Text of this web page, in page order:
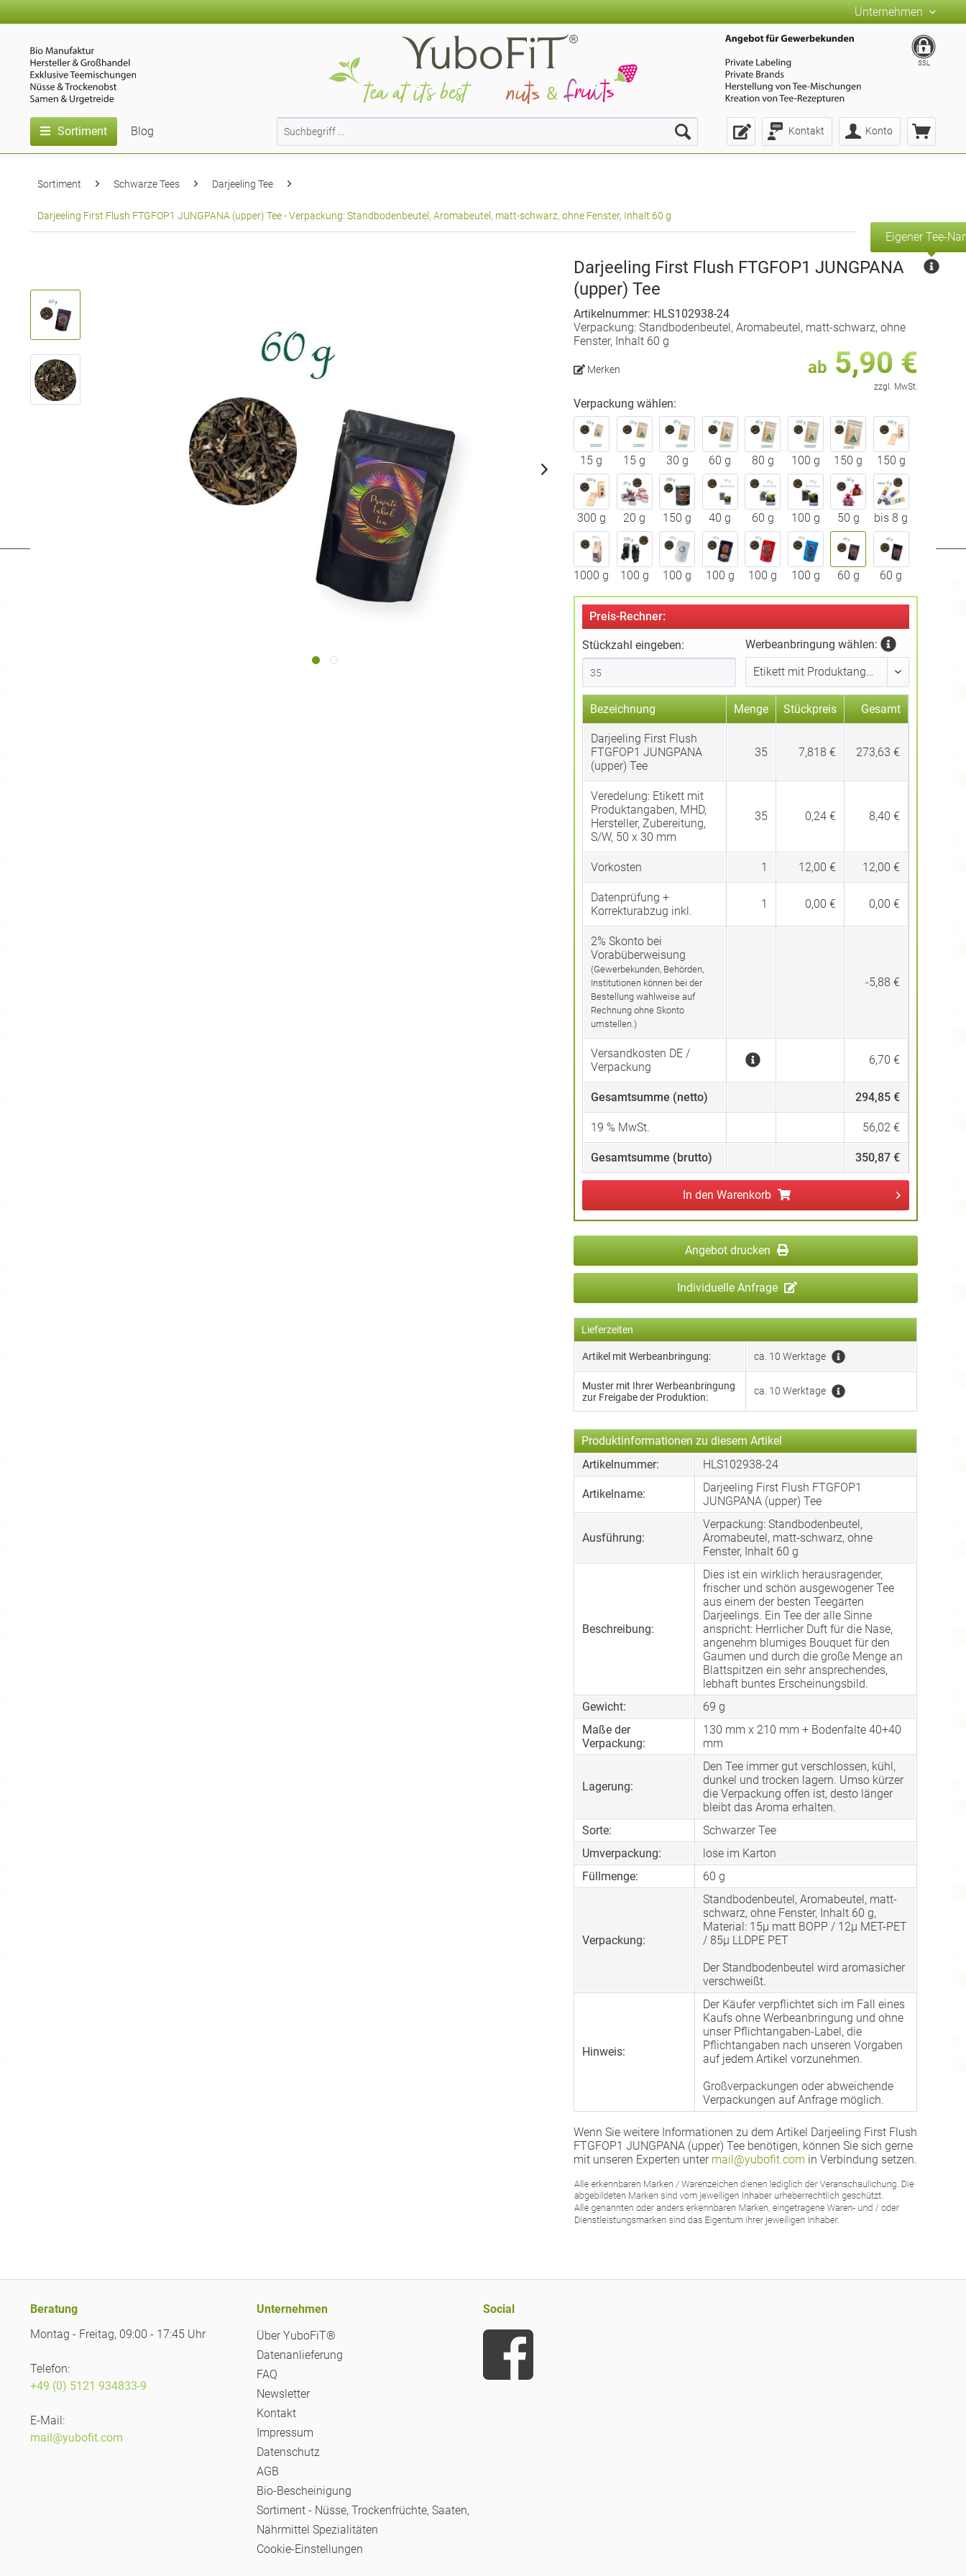
Unternehmen
Kontakt Konto
SSL
Sortiment Blog
Sortiment Schwarze Tees Darjeeling Tee
Darjeeling First Flush FTGFOP1 JUNGPANA (upper) Tee - Verpackung: Standbodenbeutel, Aromabeutel, matt-schwarz, ohne Fenster, Inhalt 60 g
Darjeeling First Flush FTGFOP1 JUNGPANA
(upper) Tee
Eigener Tee-
Artikelnummer: HLS102938-24
Verpackung: Standbodenbeutel, Aromabeutel, matt-schwarz, ohne
Fenster, Inhalt 60 g
ab 5,90 €
zzgl. MwSt.
Merken
Verpackung wählen:
15 g 15 g 30 g 60 g 80 g 100 g 150 g 150 g
300 g 20 g 150 g 40 g 60 g 100 g 50 g bis 8 g
1000 g 100 g 100 g 100 g 100 g 100 g 60 g 60 g
Preis-Rechner:
Stückzahl eingeben: Werbeanbringung wählen:
Bezeichnung Menge Stückpreis Gesamt
Darjeeling First Flush
FTGFOP1 JUNGPANA
(upper) Tee
35 7,818 € 273,63 €
Veredelung: Etikett mit
Produktangaben, MHD,
Hersteller, Zubereitung,
S/W, 50 x 30 mm
35 0,24 € 8,40 €
Vorkosten 1 12,00 € 12,00 €
Datenprüfung +
Korrekturabzug inkl.
1 0,00 € 0,00 €
2% Skonto bei
Vorabüberweisung
(Gewerbekunden, Behörden,
Institutionen können bei der
Bestellung wahlweise auf
Rechnung ohne Skonto
umstellen.)
-5,88 €
Versandkosten DE /
Verpackung
6,70 €
Gesamtsumme (netto) 294,85 €
19 % MwSt. 56,02 €
Gesamtsumme (brutto) 350,87 €
In den Warenkorb
Angebot drucken
Individuelle Anfrage
Lieferzeiten
Artikel mit Werbeanbringung: ca. 10 Werktage
Muster mit Ihrer Werbeanbringung
zur Freigabe der Produktion:
ca. 10 Werktage
Produktinformationen zu diesem Artikel
Artikelnummer:
HLS102938-24
Artikelname:
Darjeeling First Flush FTGFOP1
JUNGPANA (upper) Tee
Ausführung:
Verpackung: Standbodenbeutel,
Aromabeutel, matt-schwarz, ohne
Fenster, Inhalt 60 g
Beschreibung:
Dies ist ein wirklich herausragender,
frischer und schön ausgewogener Tee
aus einem der besten Teegärten
Darjeelings. Ein Tee der alle Sinne
anspricht: Herrlicher Duft für die Nase,
angenehm blumiges Bouquet für den
Gaumen und durch die große Menge an
Blattspitzen ein sehr ansprechendes,
lebhaft buntes Erscheinungsbild.
Gewicht:
69 g
Maße der
Verpackung:
130 mm x 210 mm + Bodenfalte 40+40
mm
Lagerung:
Den Tee immer gut verschlossen, kühl,
dunkel und trocken lagern. Umso kürzer
die Verpackung offen ist, desto länger
bleibt das Aroma erhalten.
Sorte:
Schwarzer Tee
Umverpackung:
lose im Karton
Füllmenge:
60 g
Verpackung:
Standbodenbeutel, Aromabeutel, matt-
schwarz, ohne Fenster, Inhalt 60 g,
Material: 15µ matt BOPP / 12µ MET-PET
/ 85µ LLDPE PET
Der Standbodenbeutel wird aromasicher
verschweißt.
Hinweis:
Der Käufer verpflichtet sich im Fall eines
Kaufs ohne Werbeanbringung und ohne
unser Pflichtangaben-Label, die
Pflichtangaben nach unseren Vorgaben
auf jedem Artikel vorzunehmen.
Großverpackungen oder abweichende
Verpackungen auf Anfrage möglich.
Wenn Sie weitere Informationen zu dem Artikel Darjeeling First Flush
FTGFOP1 JUNGPANA (upper) Tee benötigen, können Sie sich gerne
mit unseren Experten unter mail@yubofit.com in Verbindung setzen.
Beratung
Montag - Freitag, 09:00 - 17:45 Uhr
Telefon:
+49 (0) 5121 934833-9
E-Mail:
mail@yubofit.com
Unternehmen
Über YuboFiT®
Datenanlieferung
FAQ
Newsletter
Kontakt
Impressum
Datenschutz
AGB
Bio-Bescheinigung
Sortiment - Nüsse, Trockenfrüchte, Saaten,
Nährmittel Spezialitäten
Cookie-Einstellungen
Social